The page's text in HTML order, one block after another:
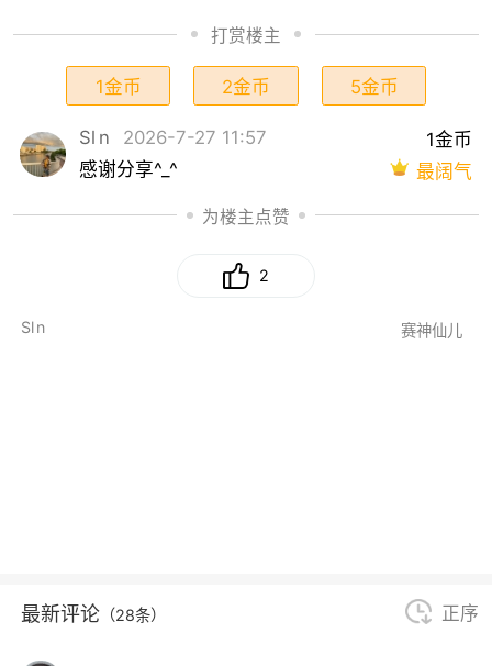
打赏楼主
1金币 2金币 5金币
Sl n
2026-7-27 11:57
感谢分享^_^
1金币
最阔气
为楼主点赞
2
Sl n 赛神仙儿
最新评论 （28条） 正序